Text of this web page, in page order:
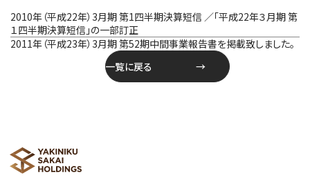
投
稿
ナ
2010年（平成22年）3月期 第1四半期決算短信 ／「平成22年３月期 第
１四半期決算短信」の一部訂正
2011年（平成23年）3月期 第52期中間事業報告書を掲載致しました。
一覧に戻る